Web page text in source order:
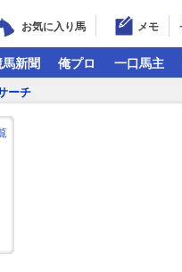
お気に入り馬 メモ
新聞 俺プロ 一口馬主
ーチ